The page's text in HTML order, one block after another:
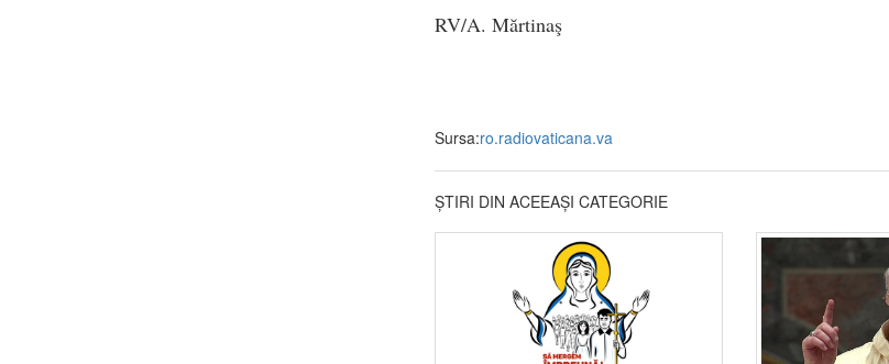
RV/A. Mărtinaş
Sursa:ro.radiovaticana.va
ȘTIRI DIN ACEEAȘI CATEGORIE